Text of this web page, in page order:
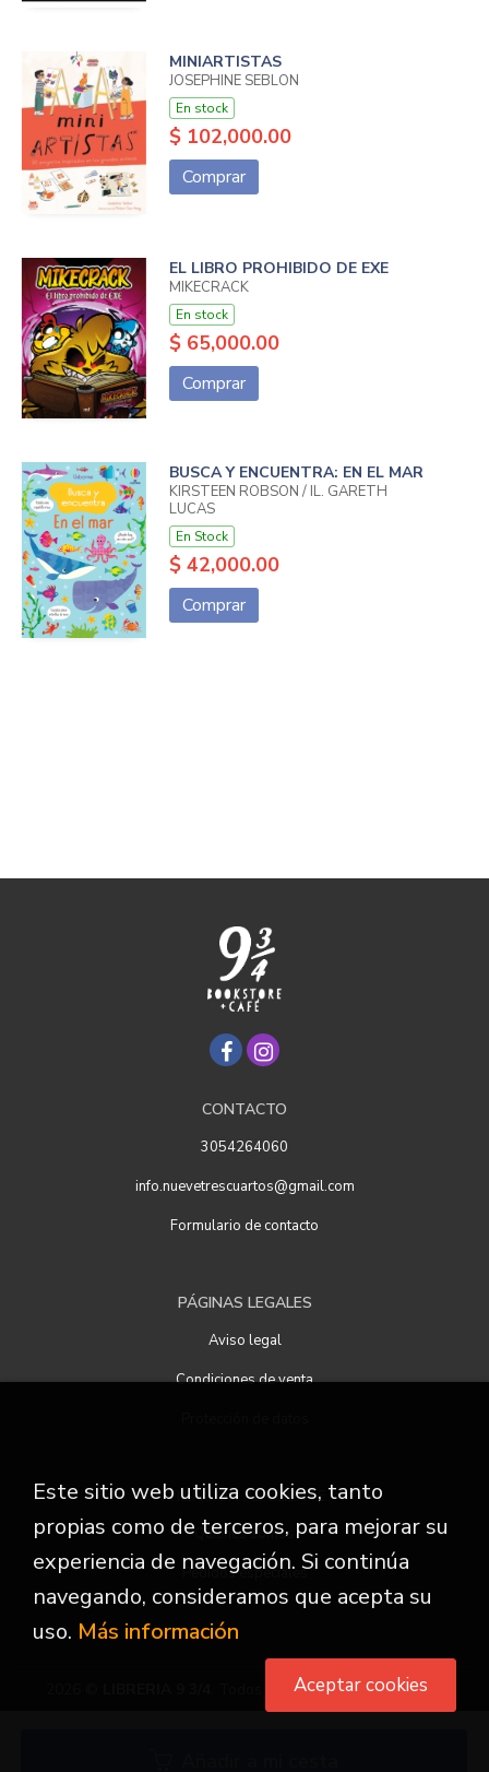
MINIARTISTAS
JOSEPHINE SEBLON
En stock
$ 102,000.00
Comprar
EL LIBRO PROHIBIDO DE EXE
MIKECRACK
En stock
$ 65,000.00
Comprar
BUSCA Y ENCUENTRA: EN EL MAR
KIRSTEEN ROBSON / IL. GARETH
LUCAS
En Stock
$ 42,000.00
Comprar
CONTACTO
3054264060
info.nuevetrescuartos@gmail.com
Formulario de contacto
PÁGINAS LEGALES
Aviso legal
Condiciones de venta
ATENCIÓN AL CLIENTE
Quiénes somos
Pedidos especiales
. Todos los Derechos Reservados
Este sitio web utiliza cookies, tanto
propias como de terceros, para mejorar su
experiencia de navegación. Si continúa
navegando, consideramos que acepta su
uso. Más información
Aceptar cookies